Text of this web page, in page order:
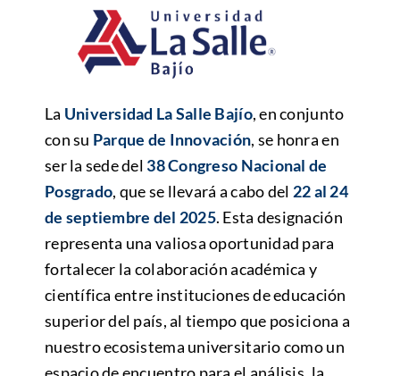
La Universidad La Salle Bajío, en conjunto
con su Parque de Innovación, se honra en
ser la sede del 38 Congreso Nacional de
Posgrado, que se llevará a cabo del 22 al 24
de septiembre del 2025. Esta designación
representa una valiosa oportunidad para
fortalecer la colaboración académica y
científica entre instituciones de educación
superior del país, al tiempo que posiciona a
nuestro ecosistema universitario como un